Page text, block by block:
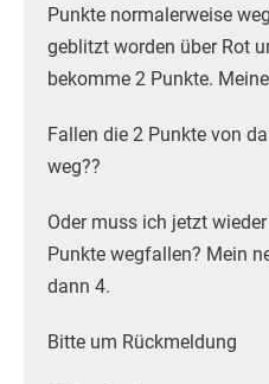
Punkte normalerweise
geblitzt worden über Rot
bekomme 2 Punkte.
Fallen die 2 Punkte von
weg??
Oder muss ich jetzt
Punkte wegfallen? Mein
dann 4.
Bitte um Rückmeldung